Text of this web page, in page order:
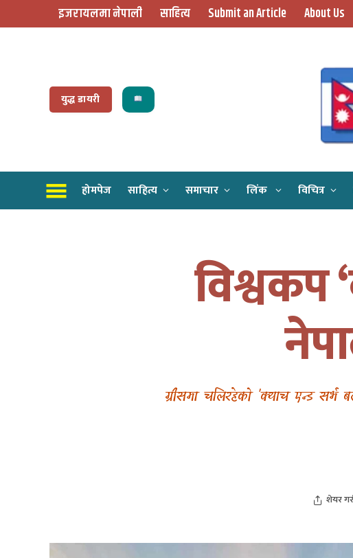
इजरायलमा नेपाली साहित्य Submit an Article About Us
युद्ध डायरी
होमपेज साहित्य समाचार लिंक विचित्र
विश्वकप
ग्रीसमा चलिरहेको 'क्याच एन्ड सर्भ
शेयर